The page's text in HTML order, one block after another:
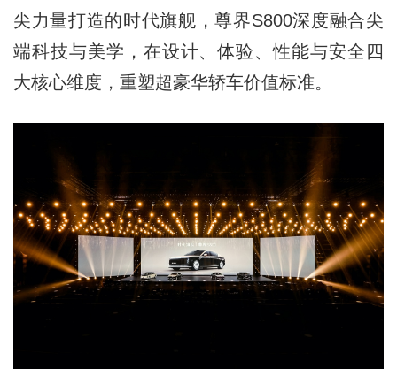
尖力量打造的时代旗舰，尊界S800深度融合尖
端科技与美学，在设计、体验、性能与安全四
大核心维度，重塑超豪华轿车价值标准。